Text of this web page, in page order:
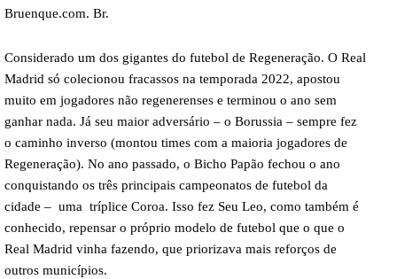
Bruenque.com. Br.
Considerado um dos gigantes do futebol de Regeneração. O Real
Madrid só colecionou fracassos na temporada 2022, apostou
muito em jogadores não regenerenses e terminou o ano sem
ganhar nada. Já seu maior adversário – o Borussia – sempre fez
o caminho inverso (montou times com a maioria jogadores de
Regeneração). No ano passado, o Bicho Papão fechou o ano
conquistando os três principais campeonatos de futebol da
cidade – uma tríplice Coroa. Isso fez Seu Leo, como também é
conhecido, repensar o próprio modelo de futebol que o que o
Real Madrid vinha fazendo, que priorizava mais reforços de
outros municípios.